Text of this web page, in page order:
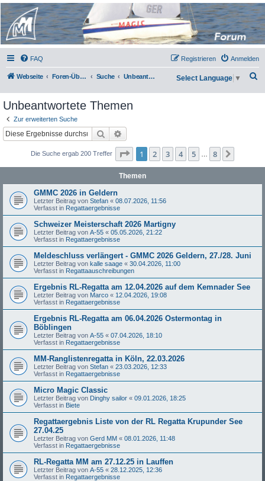
Micro Magic Forum
Deutschland
FAQ Anmelden
Registrieren
Webseite Foren-Übersicht Suche Unbeantwortete Themen Select Language ▼
Unbeantwortete Themen
Zur erweiterten Suche
Suche
Die Suche ergab 200 Treffer Seite 1von
1 2 3 4 5 8
Themen
GMMC 2026 in Geldern
Letzter Beitrag von Stefan « 08.07.2026, 11:56
Verfasst in Regattaergebnisse
Schweizer Meisterschaft 2026 Martigny
Letzter Beitrag von A-55 « 05.05.2026, 21:22
Verfasst in Regattaergebnisse
Meldeschluss verlängert - GMMC 2026 Geldern, 27./28. Juni
Letzter Beitrag von kalle saage « 30.04.2026, 11:00
Verfasst in Regattaauschreibungen
Ergebnis RL-Regatta am 12.04.2026 auf dem Kemnader See
Letzter Beitrag von Marco « 12.04.2026, 19:08
Verfasst in Regattaergebnisse
Ergebnis RL-Regatta am 06.04.2026 Ostermontag in
Böblingen
Letzter Beitrag von A-55 « 07.04.2026, 18:10
Verfasst in Regattaergebnisse
MM-Ranglistenregatta in Köln, 22.03.2026
Letzter Beitrag von Stefan « 23.03.2026, 12:33
Verfasst in Regattaergebnisse
Micro Magic Classic
Letzter Beitrag von Dinghy sailor « 09.01.2026, 18:25
Verfasst in Biete
Regattaergebnis Liste von der RL Regatta Krupunder See
27.04.25
Letzter Beitrag von Gerd MM « 08.01.2026, 11:48
Verfasst in Regattaergebnisse
RL-Regatta MM am 27.12.25 in Lauffen
Letzter Beitrag von A-55 « 28.12.2025, 12:36
Verfasst in Regattaergebnisse